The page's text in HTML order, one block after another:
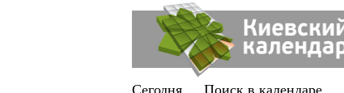
Сегодня Поиск в календаре